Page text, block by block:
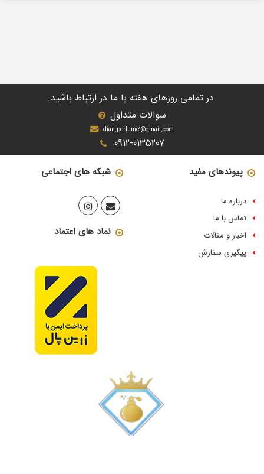
در تمامی روزهای هفته با ما در ارتباط باشید.
سوالات متداول
dian.perfume1@gmail.com
0912-0135207
پیوندهای مفید
درباره ما
تماس با ما
اخبار و مقالات
پیگیری سفارش
شبکه های اجتماعی
نماد های اعتماد